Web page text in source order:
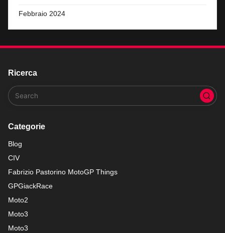
Febbraio 2024
Ricerca
Categorie
Blog
CIV
Fabrizio Pastorino MotoGP Things
GPGiackRace
Moto2
Moto3
Moto3